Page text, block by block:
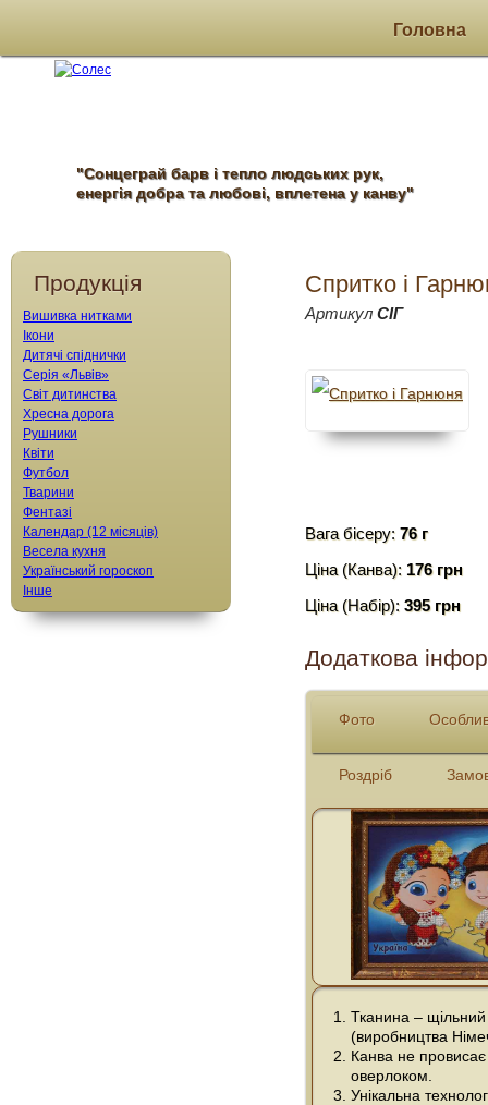
Головна
"Сонцеграй барв і тепло людських рук,
енергія добра та любові, вплетена у канву"
Спритко і
Артикул СІГ
Вага бісеру: 76 г
Ціна (Канва): 176 грн
Ціна (Набір): 395 грн
Додаткова
Фото
Роздріб
Тканина –
(виробництва
Канва не провисає
оверлоком.
Унікальна
Продукція
Вишивка нитками
Ікони
Дитячі спіднички
Серія «Львів»
Світ дитинства
Хресна дорога
Рушники
Квіти
Футбол
Тварини
Фентазі
Календар (12 місяців)
Весела кухня
Український гороскоп
Інше